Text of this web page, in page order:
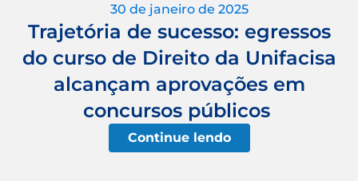
30 de janeiro de 2025
Trajetória de sucesso: egressos
do curso de Direito da Unifacisa
alcançam aprovações em
concursos públicos
Continue lendo